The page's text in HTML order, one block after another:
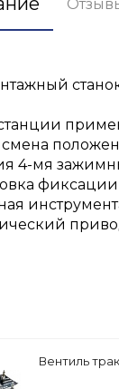
станок
смена
4-мя
Вентиль